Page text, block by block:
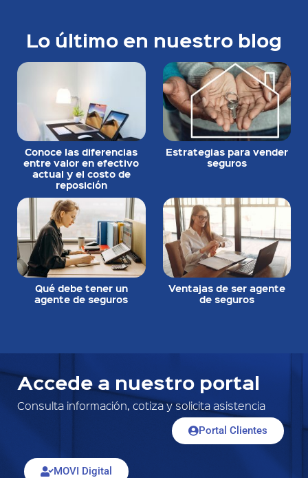
Lo último en nuestro blog
Conoce las diferencias
entre valor en efectivo
actual y el costo de
reposición
Estrategias para vender
seguros
Qué debe tener un
agente de seguros
Ventajas de ser agente
de seguros
Accede a nuestro portal
Consulta información, cotiza y solicita asistencia
Portal Clientes
MOVI Digital